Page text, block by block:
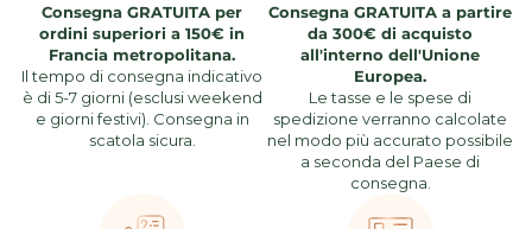
Consegna GRATUITA per
ordini superiori a 150€ in
Francia metropolitana.
Il tempo di consegna indicativo
è di 5-7 giorni (esclusi weekend
e giorni festivi). Consegna in
scatola sicura.
Consegna GRATUITA a partire
da 300€ di acquisto
all'interno dell'Unione
Europea.
Le tasse e le spese di
spedizione verranno calcolate
nel modo più accurato possibile
a seconda del Paese di
consegna.